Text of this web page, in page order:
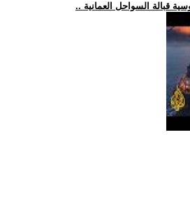
قبالة السواحل العمانية